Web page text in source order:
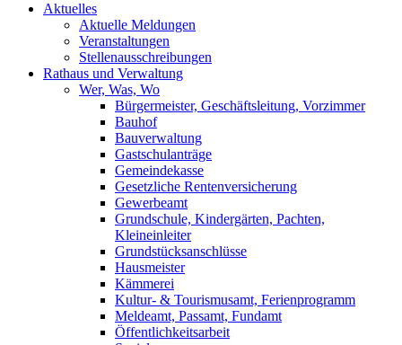
Aktuelles
Aktuelle Meldungen
Veranstaltungen
Stellenausschreibungen
Rathaus und Verwaltung
Wer, Was, Wo
Bürgermeister, Geschäftsleitung, Vorzimmer
Bauhof
Bauverwaltung
Gastschulanträge
Gemeindekasse
Gesetzliche Rentenversicherung
Gewerbeamt
Grundschule, Kindergärten, Pachten,
Kleineinleiter
Grundstücksanschlüsse
Hausmeister
Kämmerei
Kultur- & Tourismusamt, Ferienprogramm
Meldeamt, Passamt, Fundamt
Öffentlichkeitsarbeit